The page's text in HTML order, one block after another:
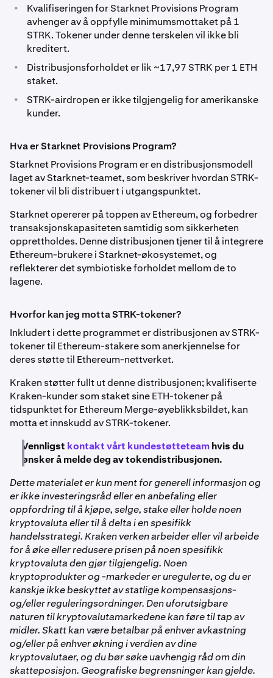
•
Kvalifiseringen for Starknet Provisions Program
avhenger av å oppfylle minimumsmottaket på 1
STRK. Tokener under denne terskelen vil ikke bli
kreditert.
•
Distribusjonsforholdet er lik ~17,97 STRK per 1 ETH
staket.
•
STRK-airdropen er ikke tilgjengelig for amerikanske
kunder.
Hva er Starknet Provisions Program?
Starknet Provisions Program er en distribusjonsmodell
laget av Starknet-teamet, som beskriver hvordan STRK-
tokener vil bli distribuert i utgangspunktet.
Starknet opererer på toppen av Ethereum, og forbedrer
transaksjonskapasiteten samtidig som sikkerheten
opprettholdes. Denne distribusjonen tjener til å integrere
Ethereum-brukere i Starknet-økosystemet, og
reflekterer det symbiotiske forholdet mellom de to
lagene.
Hvorfor kan jeg motta STRK-tokener?
Inkludert i dette programmet er distribusjonen av STRK-
tokener til Ethereum-stakere som anerkjennelse for
deres støtte til Ethereum-nettverket.
Kraken støtter fullt ut denne distribusjonen; kvalifiserte
Kraken-kunder som staket sine ETH-tokener på
tidspunktet for Ethereum Merge-øyeblikksbildet, kan
motta et innskudd av STRK-tokener.
Vennligst kontakt vårt kundestøtteteamhvis du
ønsker å melde deg av tokendistribusjonen.
Dette materialet er kun ment for generell informasjon og
er ikke investeringsråd eller en anbefaling eller
oppfordring til å kjøpe, selge, stake eller holde noen
kryptovaluta eller til å delta i en spesifikk
handelsstrategi. Kraken verken arbeider eller vil arbeide
for å øke eller redusere prisen på noen spesifikk
kryptovaluta den gjør tilgjengelig. Noen
kryptoprodukter og -markeder er uregulerte, og du er
kanskje ikke beskyttet av statlige kompensasjons-
og/eller reguleringsordninger. Den uforutsigbare
naturen til kryptovalutamarkedene kan føre til tap av
midler. Skatt kan være betalbar på enhver avkastning
og/eller på enhver økning i verdien av dine
kryptovalutaer, og du bør søke uavhengig råd om din
skatteposisjon. Geografiske begrensninger kan gjelde.